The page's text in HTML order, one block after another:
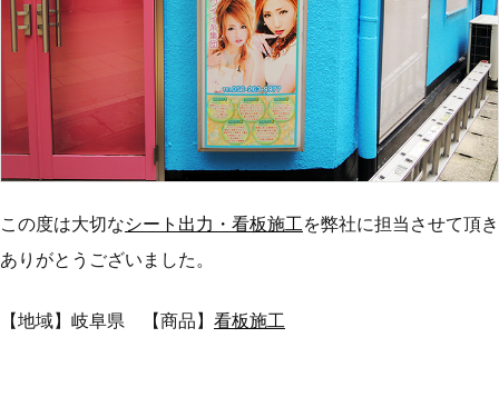
この度は大切なシート出力・看板施工を弊社に担当させて頂き
ありがとうございました。
【地域】岐阜県 【商品】 看板施工